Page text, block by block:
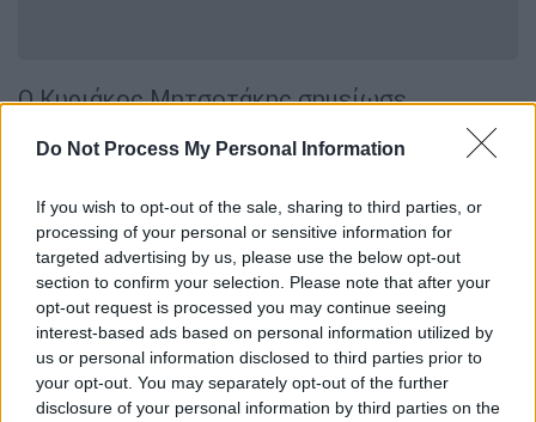
Do Not Process My Personal Information
If you wish to opt-out of the sale, sharing to third parties, or
processing of your personal or sensitive information for
targeted advertising by us, please use the below opt-out
section to confirm your selection. Please note that after your
opt-out request is processed you may continue seeing
interest-based ads based on personal information utilized by
us or personal information disclosed to third parties prior to
your opt-out. You may separately opt-out of the further
disclosure of your personal information by third parties on the
Ο Κυριάκος Μητσοτάκης σημείωσε
παράλληλα ότι «στο δικό μας σχέδιο για την
ανάπτυξη της πατρίδας οιαγρότες έχουν
η οικονομία να πηγαίνει καλά. Την ανάπτυξη
πρέπει να την αισθάνονται οι πολίτες».
Ο πρωθυπουργός από τον Σταθμό Συμπίεσης
ΦΑ ΔΕΣΦΑ Κομοτηνής υπογράμμισε ότι «η
Ελλάδα μετατρέπεται σε διεθνές ενεργειακό
κέντρο.Αποδείξαμε έμπρακτα ότι ασκούμε